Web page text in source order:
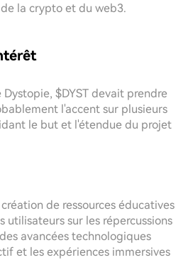
la crypto et du web3.
$DYST devait prendre
l'accent sur plusieurs
le but et l'étendue du projet
de ressources éducatives
utilisateurs sur les répercussions
avancées technologiques
et les expériences immersives